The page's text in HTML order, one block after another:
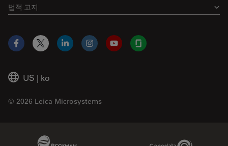
법적 고지
US | ko
© 2026 Leica Microsystems
Facebook
X LinkedInInstagramYouTubeGlassdoor
Genedata Link